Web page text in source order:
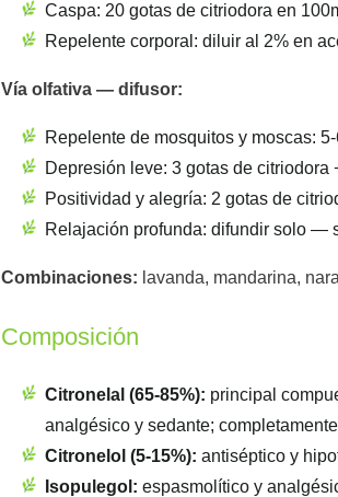
Caspa: 20 gotas de citriodora en
Repelente corporal: diluir al 2% en
Vía olfativa — difusor:
Repelente de mosquitos y moscas:
Depresión leve: 3 gotas de citriodora
Positividad y alegría: 2 gotas de
Relajación profunda: difundir solo —
Combinaciones: lavanda, mandarina,
Composición
Citronelal (65-85%): principal
analgésico y sedante;
Citronelol (5-15%): antiséptico y
Isopulegol: espasmolítico y